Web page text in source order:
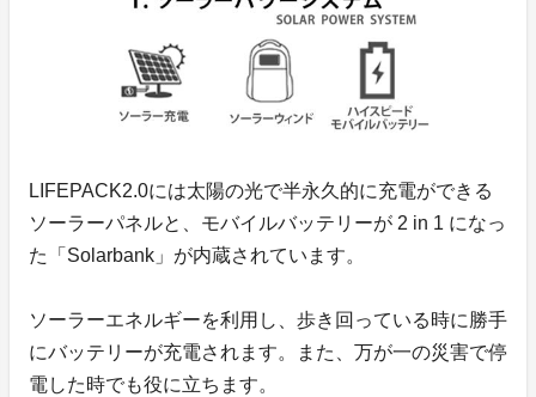
LIFEPACK2.0には太陽の光で半永久的に充電ができる
ソーラーパネルと、モバイルバッテリーが 2 in 1 になっ
た「Solarbank」が内蔵されています。
ソーラーエネルギーを利用し、歩き回っている時に勝手
にバッテリーが充電されます。また、万が一の災害で停
電した時でも役に立ちます。